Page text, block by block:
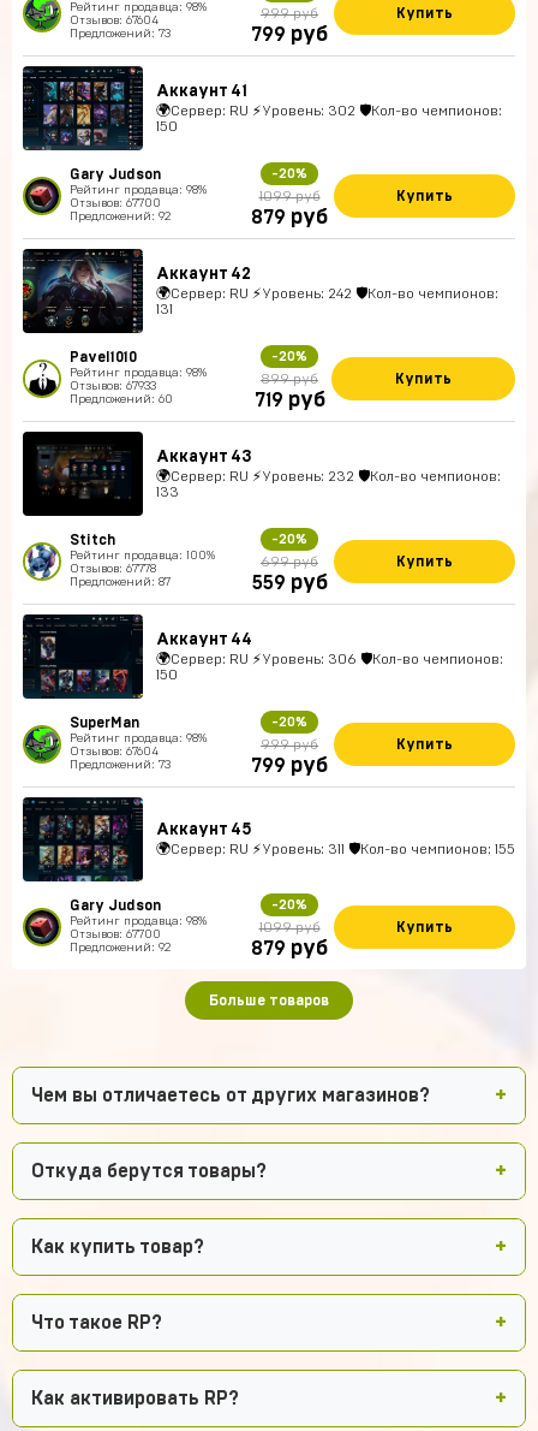
Рейтинг продавца: 98%
Отзывов: 67604
Предложений: 73
999 руб
799 руб
Купить
Аккаунт 41
🌍Сервер: RU ⚡Уровень: 302 🛡Кол-во чемпионов:
150
Gary Judson
Рейтинг продавца: 98%
Отзывов: 67700
Предложений: 92
-20%
1099 руб
879 руб
Купить
Аккаунт 42
🌍Сервер: RU ⚡Уровень: 242 🛡Кол-во чемпионов:
131
Pavel1010
Рейтинг продавца: 98%
Отзывов: 67933
Предложений: 60
-20%
899 руб
719 руб
Купить
Аккаунт 43
🌍Сервер: RU ⚡Уровень: 232 🛡Кол-во чемпионов:
133
Stitch
Рейтинг продавца: 100%
Отзывов: 67778
Предложений: 87
-20%
699 руб
559 руб
Купить
Аккаунт 44
🌍Сервер: RU ⚡Уровень: 306 🛡Кол-во чемпионов:
150
SuperMan
Рейтинг продавца: 98%
Отзывов: 67604
Предложений: 73
-20%
999 руб
799 руб
Купить
Аккаунт 45
🌍Сервер: RU ⚡Уровень: 311 🛡Кол-во чемпионов: 155
Gary Judson
Рейтинг продавца: 98%
Отзывов: 67700
Предложений: 92
-20%
1099 руб
879 руб
Купить
Больше товаров
Чем вы отличаетесь от других магазинов?
Откуда берутся товары?
Как купить товар?
Что такое RP?
Как активировать RP?